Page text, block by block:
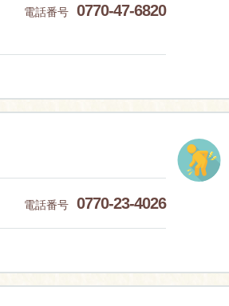
電話番号 0770-47-6820
電話番号 0770-23-4026